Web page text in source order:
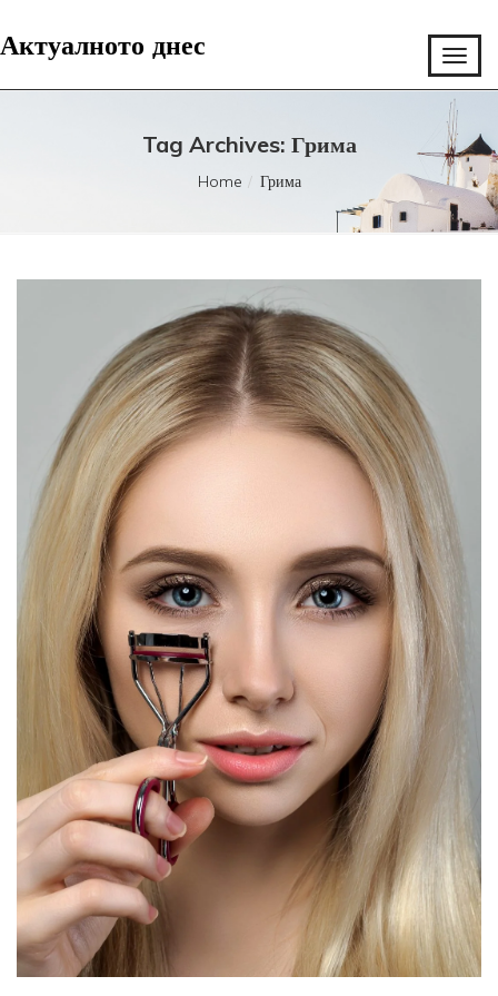
Актуалното днес
Tag Archives: Грима
Home Грима